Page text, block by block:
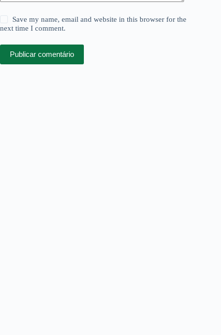
Save my name, email and website in this browser for the
next time I comment.
Publicar comentário